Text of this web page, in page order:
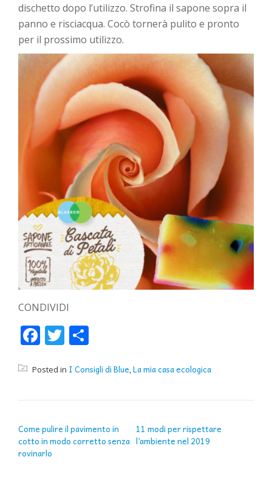
dischetto dopo l’utilizzo. Strofina il sapone sopra il
panno e risciacqua. Cocò tornerà pulito e pronto
per il prossimo utilizzo.
CONDIVIDI
FacebookTwitter
Posted in I Consigli di Blue La mia casa ecologica
Come pulire il pavimento in
cotto in modo corretto senza
rovinarlo
11 modi per rispettare
l’ambiente nel 2019